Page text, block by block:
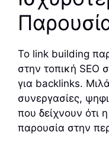
Το link building
στην τοπική SEO
για backlinks.
συνεργασίες,
που δείχνουν ότι
παρουσία στην